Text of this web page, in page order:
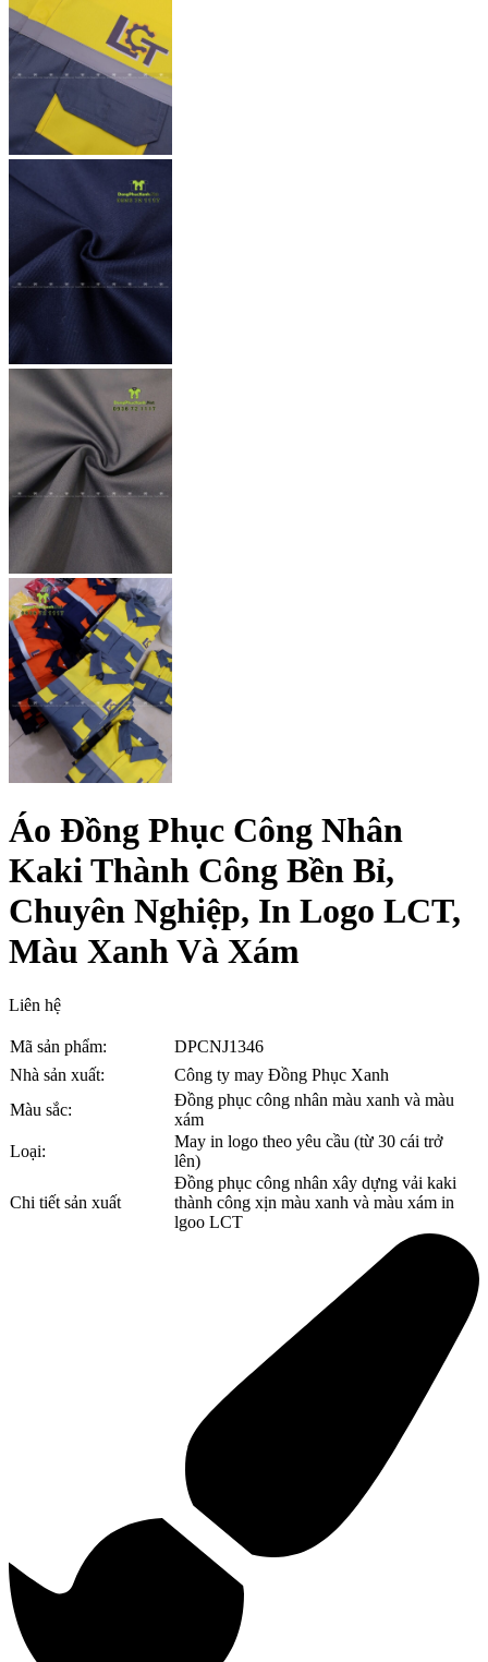
Áo Đồng Phục Công Nhân
Kaki Thành Công Bền Bỉ,
Chuyên Nghiệp, In Logo LCT,
Màu Xanh Và Xám
Liên hệ
Mã sản phẩm:
DPCNJ1346
Nhà sản xuất:
Công ty may Đồng Phục Xanh
Màu sắc:
Đồng phục công nhân màu xanh và màu
xám
Loại:
May in logo theo yêu cầu (từ 30 cái trở
lên)
Chi tiết sản xuất
Đồng phục công nhân xây dựng vải kaki
thành công xịn màu xanh và màu xám in
lgoo LCT